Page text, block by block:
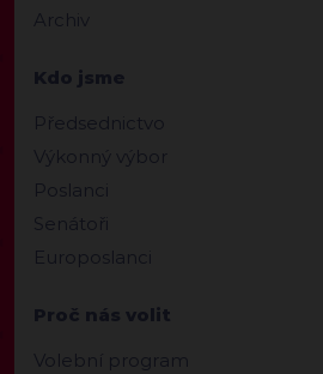
Archiv
Kdo jsme
Předsednictvo
Výkonný výbor
Poslanci
Senátoři
Europoslanci
Proč nás volit
Volební program